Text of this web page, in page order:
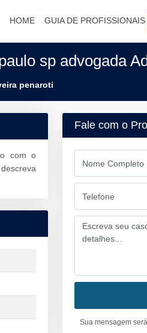
HOME GUIA DE PROFISSIONAIS
sp advogada
penaroti
com o
Fale com o
Sua mensagem